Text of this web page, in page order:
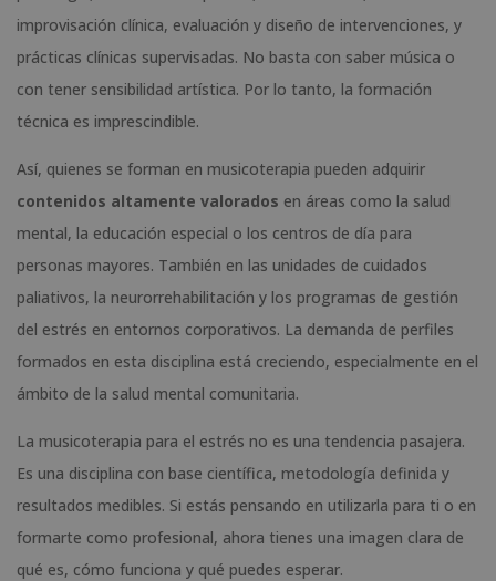
improvisación clínica, evaluación y diseño de intervenciones, y
prácticas clínicas supervisadas. No basta con saber música o
con tener sensibilidad artística. Por lo tanto, la formación
técnica es imprescindible.
Así, quienes se forman en musicoterapia pueden adquirir
contenidos altamente valorados en áreas como la salud
mental, la educación especial o los centros de día para
personas mayores. También en las unidades de cuidados
paliativos, la neurorrehabilitación y los programas de gestión
del estrés en entornos corporativos. La demanda de perfiles
formados en esta disciplina está creciendo, especialmente en el
ámbito de la salud mental comunitaria.
La musicoterapia para el estrés no es una tendencia pasajera.
Es una disciplina con base científica, metodología definida y
resultados medibles. Si estás pensando en utilizarla para ti o en
formarte como profesional, ahora tienes una imagen clara de
qué es, cómo funciona y qué puedes esperar.